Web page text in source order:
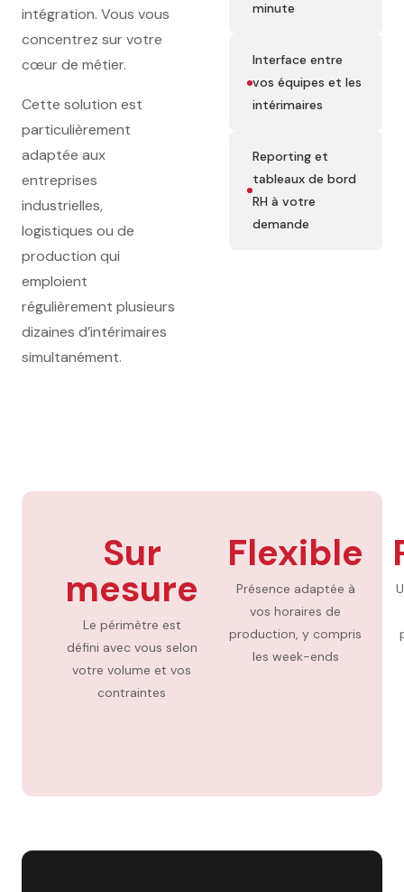
intégration. Vous vous
concentrez sur votre
cœur de métier.
Cette solution est
particulièrement
adaptée aux
entreprises
industrielles,
logistiques ou de
production qui
emploient
régulièrement plusieurs
dizaines d’intérimaires
simultanément.
minute
Interface entre
vos équipes et les
intérimaires
Reporting et
tableaux de bord
RH à votre
demande
Sur
mesure
Le périmètre est
défini avec vous selon
votre volume et vos
contraintes
Flexible
Présence adaptée à
vos horaires de
production, y compris
les week-ends